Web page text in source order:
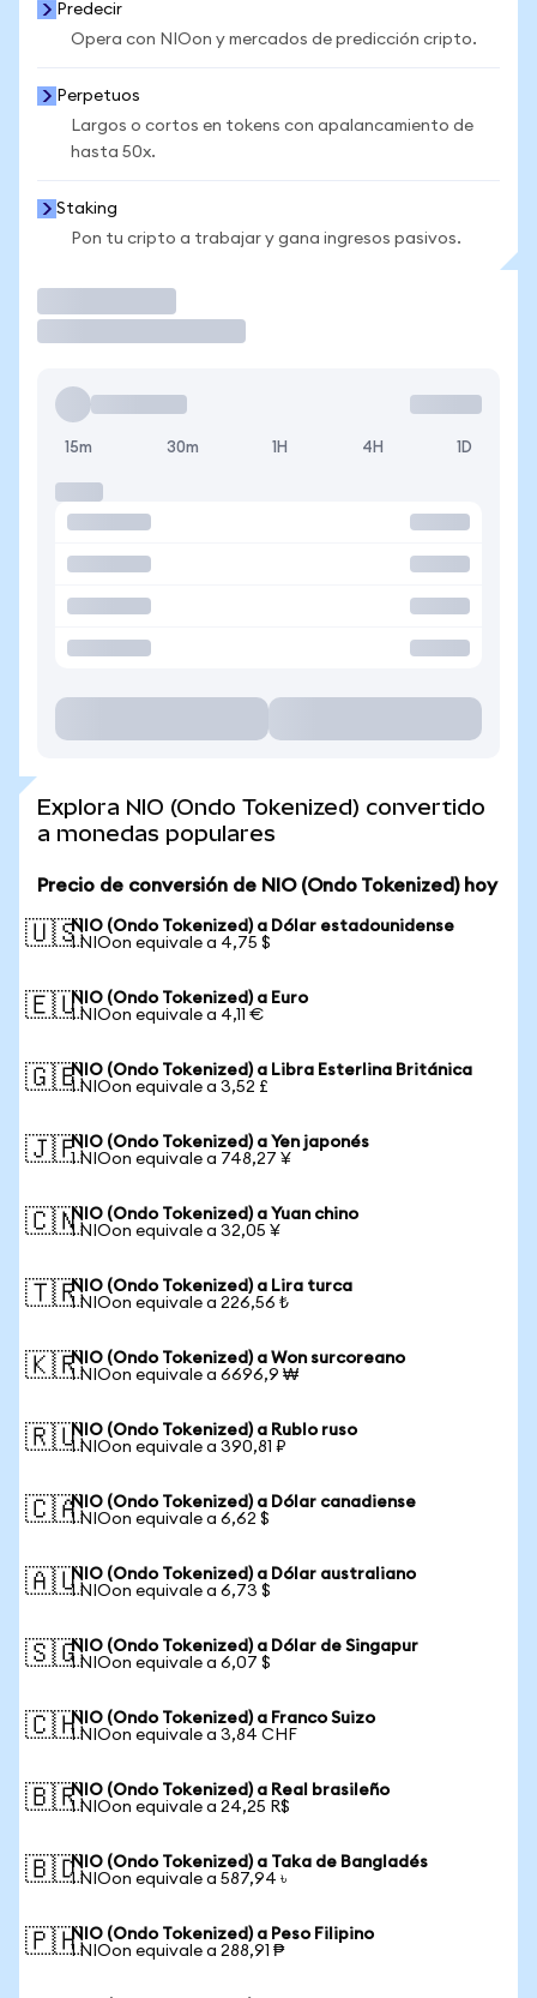
Predecir
Opera con NIOon y mercados de predicción cripto.
Perpetuos
Largos o cortos en tokens con apalancamiento de
hasta 50x.
Staking
Pon tu cripto a trabajar y gana ingresos pasivos.
15m 30m 1H 4H 1D
Explora NIO (Ondo Tokenized) convertido
a monedas populares
Precio de conversión de NIO (Ondo Tokenized) hoy
🇺🇸NIO (Ondo Tokenized) a Dólar estadounidense
1 NIOon equivale a 4,75 $
🇪🇺NIO (Ondo Tokenized) a Euro
1 NIOon equivale a 4,11 €
🇬🇧NIO (Ondo Tokenized) a Libra Esterlina Británica
1 NIOon equivale a 3,52 £
🇯🇵NIO (Ondo Tokenized) a Yen japonés
1 NIOon equivale a 748,27 ¥
🇨🇳NIO (Ondo Tokenized) a Yuan chino
1 NIOon equivale a 32,05 ¥
🇹🇷NIO (Ondo Tokenized) a Lira turca
1 NIOon equivale a 226,56 ₺
🇰🇷NIO (Ondo Tokenized) a Won surcoreano
1 NIOon equivale a 6696,9 ₩
🇷🇺NIO (Ondo Tokenized) a Rublo ruso
1 NIOon equivale a 390,81 ₽
🇨🇦NIO (Ondo Tokenized) a Dólar canadiense
1 NIOon equivale a 6,62 $
🇦🇺NIO (Ondo Tokenized) a Dólar australiano
1 NIOon equivale a 6,73 $
🇸🇬NIO (Ondo Tokenized) a Dólar de Singapur
1 NIOon equivale a 6,07 $
🇨🇭NIO (Ondo Tokenized) a Franco Suizo
1 NIOon equivale a 3,84 CHF
🇧🇷NIO (Ondo Tokenized) a Real brasileño
1 NIOon equivale a 24,25 R$
🇧🇩NIO (Ondo Tokenized) a Taka de Bangladés
1 NIOon equivale a 587,94 ৳
🇵🇭NIO (Ondo Tokenized) a Peso Filipino
1 NIOon equivale a 288,91 ₱